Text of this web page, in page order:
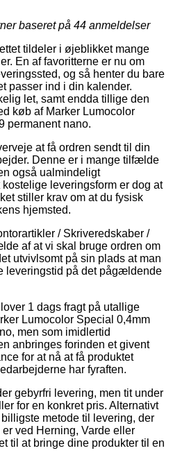
baseret på 44 anmeldelser
tildeler i øjeblikket mange
En af favoritterne er nu om
og så henter du bare
passer ind i din kalender.
let, samt endda tillige den
køb af Marker Lumocolor
permanent nano.
at få ordren sendt til din
Denne er i mange tilfælde
også ualmindeligt
leveringsform er dog at
stiller krav om at du fysisk
hjemsted.
/ Skriveredskaber /
af at vi skal bruge ordren om
utvivlsomt på sin plads at man
leveringstid på det pågældende
1 dags fragt på utallige
Lumocolor Special 0,4mm
men som imidlertid
anbringes forinden et givent
for at nå at få produktet
har fyraften.
gebyrfri levering, men tit under
for en konkret pris. Alternativt
metode til levering, der
ved Herning, Varde eller
til at bringe dine produkter til en